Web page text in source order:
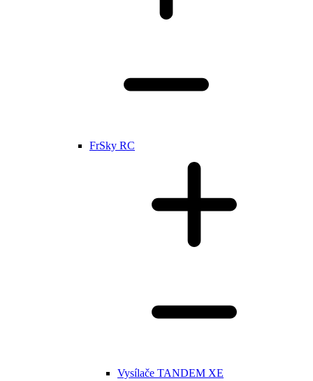
FrSky RC
Vysílače TANDEM XE